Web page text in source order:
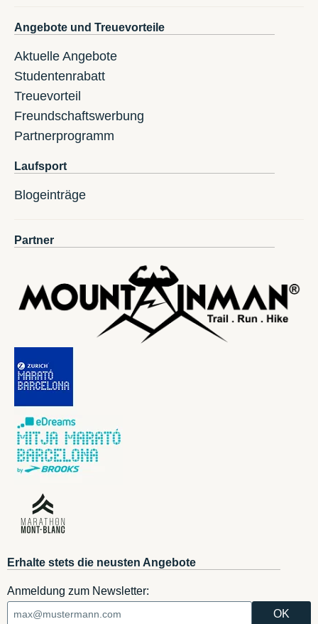
Angebote und Treuevorteile
Aktuelle Angebote
Studentenrabatt
Treuevorteil
Freundschaftswerbung
Partnerprogramm
Laufsport
Blogeinträge
Partner
Erhalte stets die neusten Angebote
Anmeldung zum Newsletter: